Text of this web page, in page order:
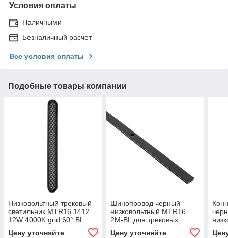
Условия оплаты
Наличными
Безналичный расчет
Все условия оплаты
Подобные товары компании
Низковольтный трековый
светильник MTR16 1412
12W 4000K grid 60° BL
Цену уточняйте
Шинопровод черный
низковольтный MTR16
2M-BL для трековых
Цену уточняйте